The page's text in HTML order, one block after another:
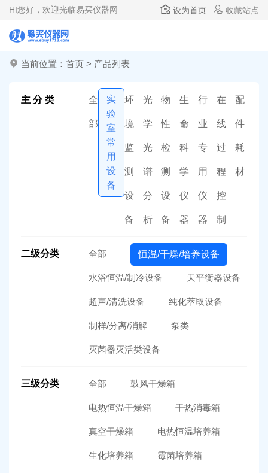
HI您好，欢迎光临易买仪器网 设为首页 收藏站点
当前位置： 首页 > 产品列表
主 分 类 全
部
实
验
室
常
用
设
备
环
境
监
测
设
备
光
学
光
谱
分
析
物
性
检
测
设
备
生
命
科
学
仪
器
行
业
专
用
仪
器
在
线
过
程
控
制
配
件
耗
材
二级分类 全部 恒温/干燥/培养设备
水浴恒温/制冷设备 天平衡器设备
超声/清洗设备 纯化萃取设备
制样/分离/消解 泵类
灭菌器灭活类设备
三级分类 全部 鼓风干燥箱
电热恒温干燥箱 干热消毒箱
真空干燥箱 电热恒温培养箱
生化培养箱 霉菌培养箱